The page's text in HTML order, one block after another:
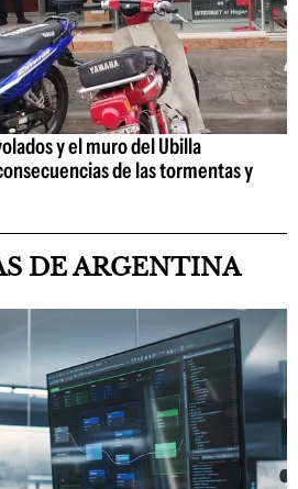
y el muro del Ubilla
de las tormentas y
DE ARGENTINA